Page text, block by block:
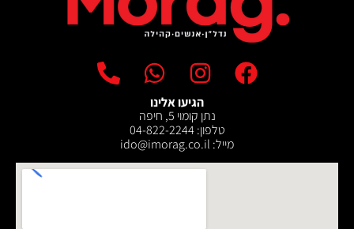
הגיעו אלינו
נתן קומוי 5, חיפה
טלפון: 04-822-2244
מייל: ‫ido@imorag.co.il